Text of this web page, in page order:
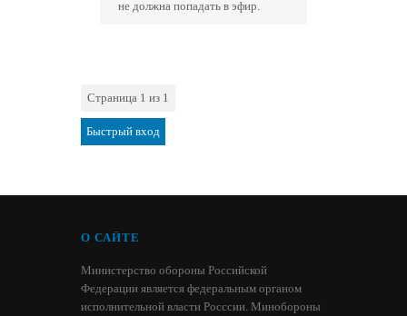
не должна попадать в эфир.
Страница 1 из 1
О САЙТЕ
Министерство обороны Российской
Федерации является федеральным органом
исполнительной власти Росссии. Минобороны